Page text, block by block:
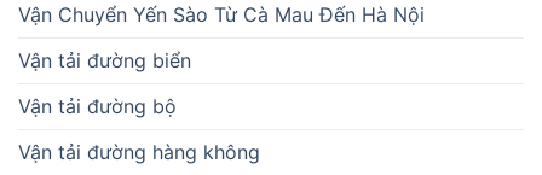
Vận Chuyển Yến Sào Từ Cà Mau Đến Hà Nội
Vận tải đường biển
Vận tải đường bộ
Vận tải đường hàng không